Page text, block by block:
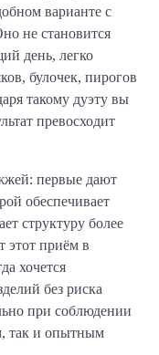
варианте с
не становится
день, легко
булочек, пирогов
такому дуэту вы
превосходит
первые дают
обеспечивает
структуру более
этот приём в
хочется
без риска
при соблюдении
так и опытным